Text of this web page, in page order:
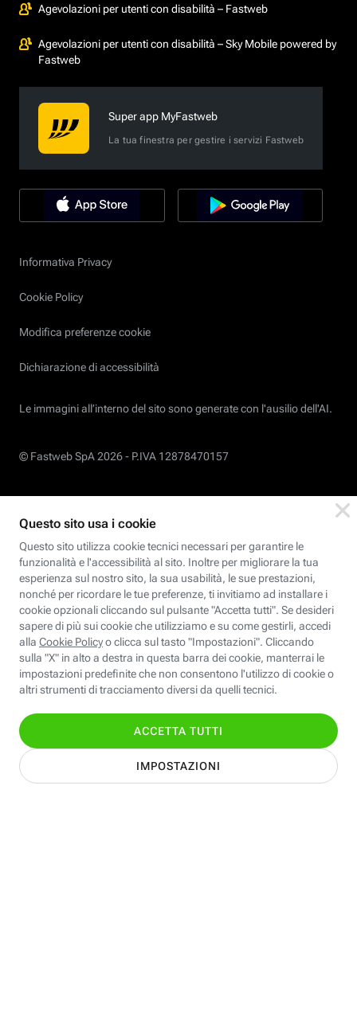
Agevolazioni per utenti con disabilità – Fastweb
Agevolazioni per utenti con disabilità – Sky Mobile powered by
Fastweb
Super app MyFastweb
La tua finestra per gestire i servizi Fastweb
Informativa Privacy
Cookie Policy
Modifica preferenze cookie
Dichiarazione di accessibilità
Le immagini all’interno del sito sono generate con l'ausilio dell'AI.
© Fastweb SpA 2026 - P.IVA 12878470157